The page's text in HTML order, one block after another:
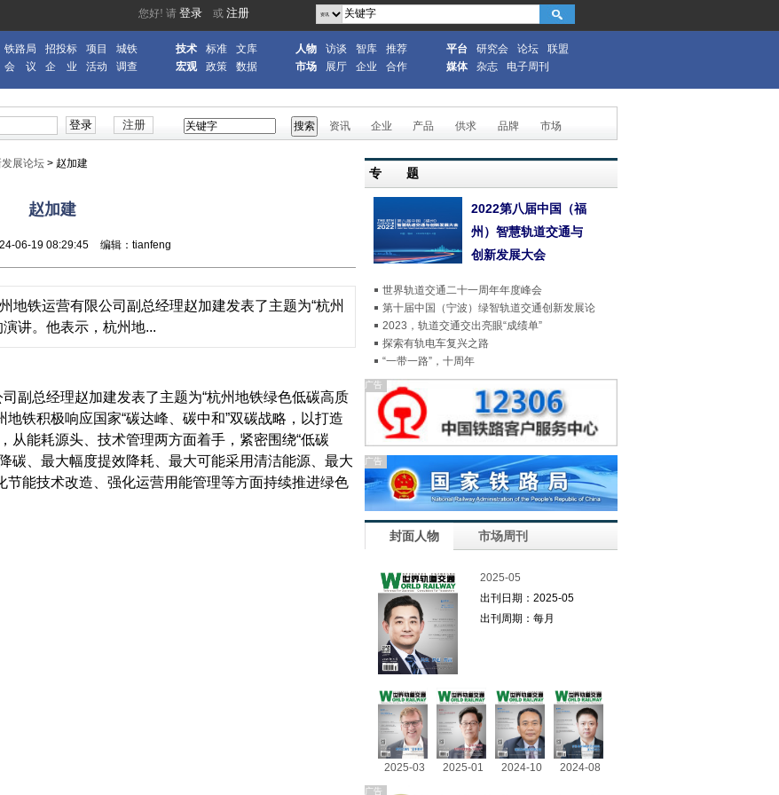
铁路局 招投标 项目
城铁
会 议 企 业 活动 调查
技术 标准
文库
宏观
政策 数据
人物 访谈 智库
推荐
市场
展厅 企业 合作
平台 研究会 论坛
联盟
媒体
杂志 电子周刊
资讯 企业 产品 供求 品牌 市场
展论坛 > 赵加建
赵加建
06-19 08:29:45 编辑：tianfeng
运营有限公司副总经理赵加建发表了主题为“杭州
讲。他表示，杭州地...
总经理赵加建发表了主题为“杭州地铁绿色低碳高质
铁积极响应国家“碳达峰、碳中和”双碳战略，以打造
从能耗源头、技术管理两方面着手，紧密围绕“低碳
碳、最大幅度提效降耗、最大可能采用清洁能源、最大
节能技术改造、强化运营用能管理等方面持续推进绿色
专 题
2022第八届中国（福
州）智慧轨道交通与
创新发展大会
世界轨道交通二十一周年年度峰会
第十届中国（宁波）绿智轨道交通创新发展论
2023，轨道交通交出亮眼“成绩单”
探索有轨电车复兴之路
“一带一路”，十周年
广告
广告
封面人物 市场周刊
2025-05
出刊日期：2025-05
出刊周期：每月
2025-03 2025-01 2024-10 2024-08
广告